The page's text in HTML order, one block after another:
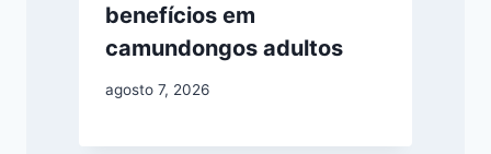
benefícios em
camundongos adultos
agosto 7, 2026